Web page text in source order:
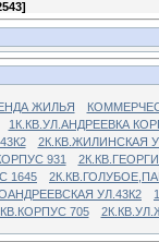
]
ЖИЛЬЯ
1К.КВ.УЛ.АНДРЕЕВКА
2К.КВ.ЖИЛИНСКАЯ
931
1645
УЛ.43К2
705